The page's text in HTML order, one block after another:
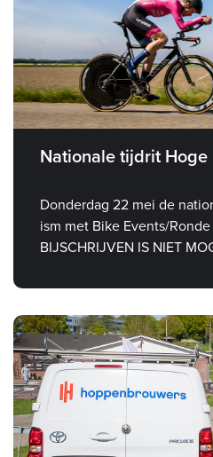
Nationale tijdrit Hoge
Donderdag 22 mei de
ism met Bike Events/
BIJSCHRIJVEN IS NIET